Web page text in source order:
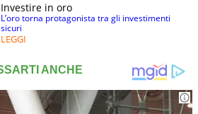
Investire in oro
L’oro torna protagonista tra gli investimenti
sicuri
LEGGI